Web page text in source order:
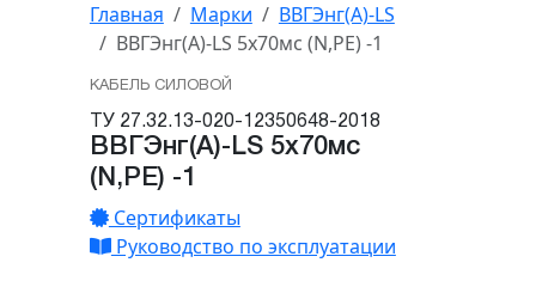
Главная Марки
ВВГЭнг(А)-LS
ВВГЭнг(А)-LS 5х70мс (N,PE) -1
КАБЕЛЬ СИЛОВОЙ
ТУ 27.32.13-020-12350648-2018
ВВГЭнг(А)-LS 5х70мс
(N,PE) -1
Сертификаты
Руководство по эксплуатации